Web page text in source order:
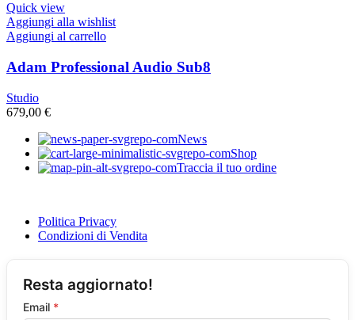
Quick view
Aggiungi alla wishlist
Aggiungi al carrello
Adam Professional Audio Sub8
Studio
679,00 €
News
Shop
Traccia il tuo ordine
Politica Privacy
Condizioni di Vendita
Resta aggiornato!
Email *